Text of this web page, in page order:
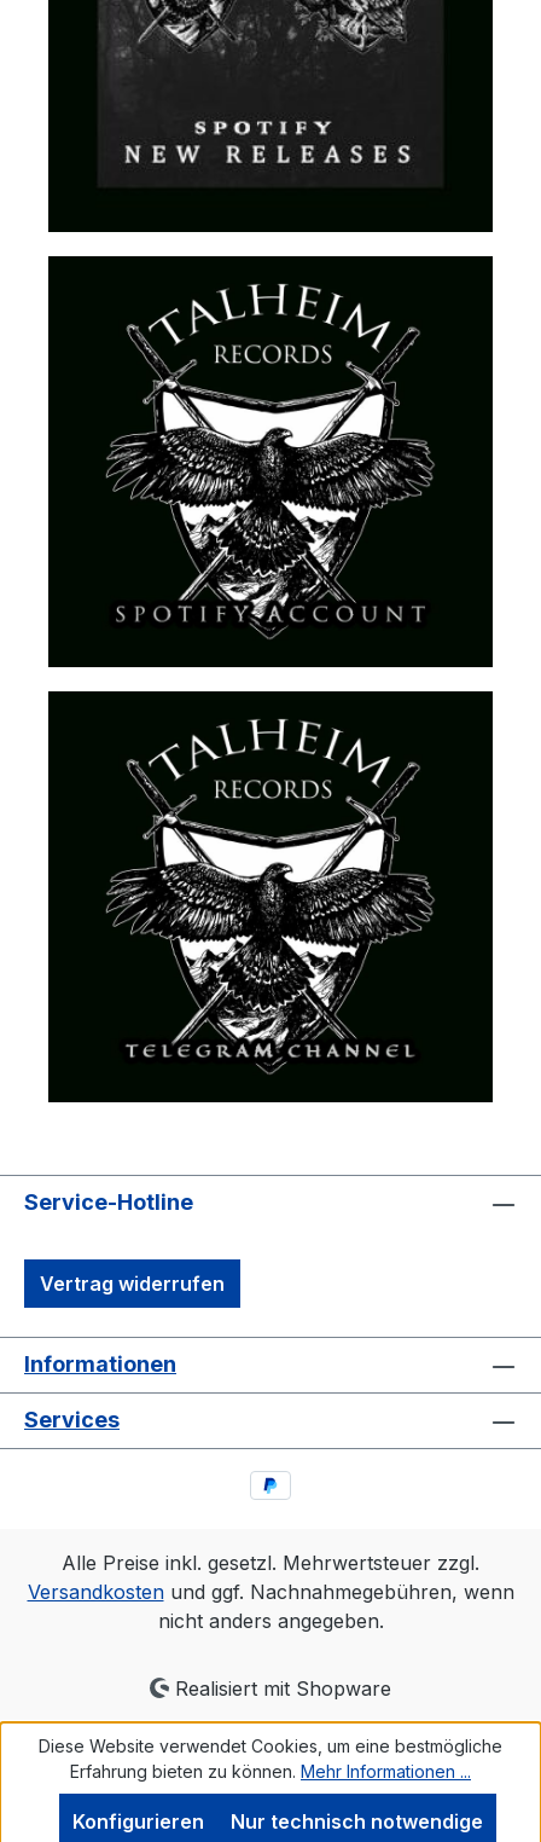
Service-Hotline
Vertrag widerrufen
Informationen
Services
Alle Preise inkl. gesetzl. Mehrwertsteuer zzgl.
Versandkostenund ggf. Nachnahmegebühren, wenn
nicht anders angegeben.
Realisiert mit Shopware
Diese Website verwendet Cookies, um eine bestmögliche
Erfahrung bieten zu können. Mehr Informationen ...
Nur technisch notwendige
Konfigurieren